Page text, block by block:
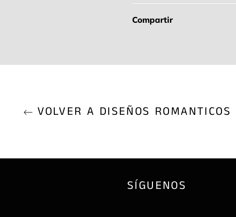
Compartir
VOLVER A DISEÑOS ROMANTICOS
SÍGUENOS